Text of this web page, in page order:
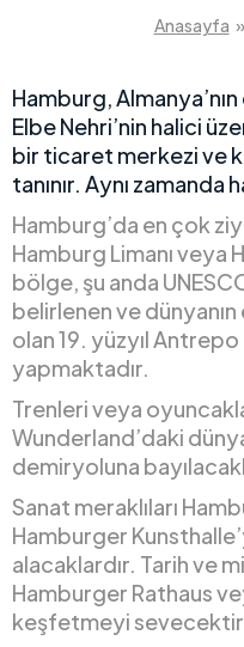
Anasayfa »
Hamburg,
Elbe Nehri’nin halici
bir ticaret merkezi ve
tanınır. Aynı
Hamburg’da en çok
Hamburg Limanı veya
bölge, şu anda
belirlenen ve
olan 19. yüzyıl
yapmaktadır.
Trenleri veya
Wunderland’daki
demiryoluna
Sanat meraklıları
Hamburger
alacaklardır. Tarih ve
Hamburger Rathaus
keşfetmeyi